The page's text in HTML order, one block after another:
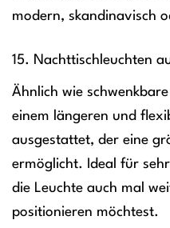
modern, skandinavisch
15. Nachttischleuchten
Ähnlich wie
einem längeren und
ausgestattet, der eine
ermöglicht. Ideal für
die Leuchte auch mal
positionieren möchtest.